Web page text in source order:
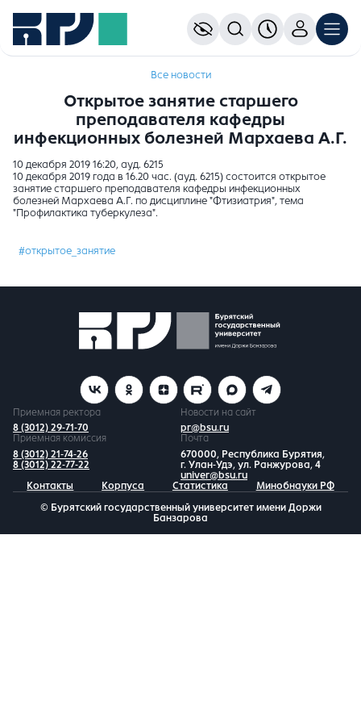
Все новости
Открытое занятие старшего
преподавателя кафедры
инфекционных болезней Мархаева А.Г.
10 декабря 2019 16:20, ауд. 6215
10 декабря 2019 года в 16.20 час. (ауд. 6215) состоится открытое
занятие старшего преподавателя кафедры инфекционных
болезней Мархаева А.Г. по дисциплине "Фтизиатрия", тема
"Профилактика туберкулеза".
#открытое_занятие
Приемная ректора
8 (3012) 29-71-70
Новости на сайт
pr@bsu.ru
Приемная комиссия
8 (3012) 21-74-26
8 (3012) 22-77-22
Почта
670000, Республика Бурятия,
г. Улан-Удэ, ул. Ранжурова, 4
univer@bsu.ru
Контакты
Корпуса Статистика Минобнауки РФ
© Бурятский государственный университет имени Доржи
Банзарова